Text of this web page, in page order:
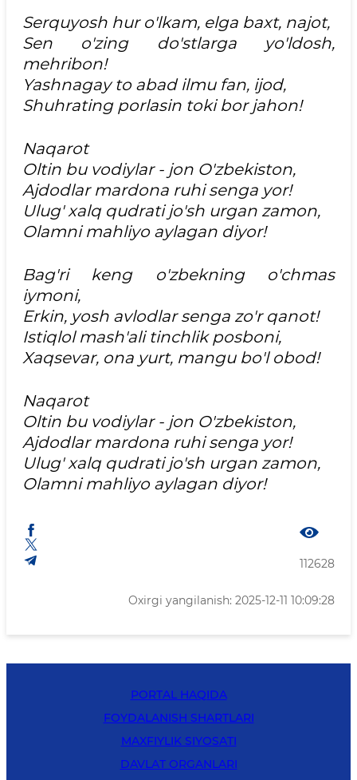
Serquyosh hur o'lkam, elga baxt, najot,
Sen o'zing do'stlarga yo'ldosh,
mehribon!
Yashnagay to abad ilmu fan, ijod,
Shuhrating porlasin toki bor jahon!
Naqarot
Oltin bu vodiylar - jon O'zbekiston,
Ajdodlar mardona ruhi senga yor!
Ulug' xalq qudrati jo'sh urgan zamon,
Olamni mahliyo aylagan diyor!
Bag'ri keng o'zbekning o'chmas
iymoni,
Erkin, yosh avlodlar senga zo'r qanot!
Istiqlol mash'ali tinchlik posboni,
Xaqsevar, ona yurt, mangu bo'l obod!
Naqarot
Oltin bu vodiylar - jon O'zbekiston,
Ajdodlar mardona ruhi senga yor!
Ulug' xalq qudrati jo'sh urgan zamon,
Olamni mahliyo aylagan diyor!
112628
Oxirgi yangilanish: 2025-12-11 10:09:28
PORTAL HAQIDA
FOYDALANISH SHARTLARI
MAXFIYLIK SIYOSATI
DAVLAT ORGANLARI